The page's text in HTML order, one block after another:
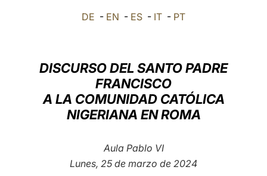
LATINE
DE - EN - ES - IT - PT
DISCURSO DEL SANTO PADRE
FRANCISCO
A LA COMUNIDAD CATÓLICA
NIGERIANA EN ROMA
Aula Pablo VI
Lunes, 25 de marzo de 2024